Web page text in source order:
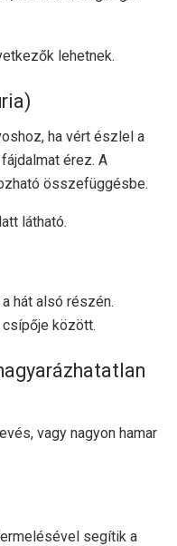
lehetnek.
ha vért észlel a
érez. A
összefüggésbe.
látható.
hát alsó részén.
csípője között.
vagy nagyon hamar
segítik a